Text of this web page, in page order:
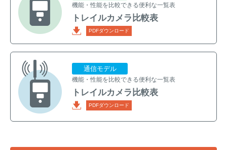
機能・性能を比較できる便利な一覧表
トレイルカメラ比較表
PDFダウンロード
通信モデル
機能・性能を比較できる便利な一覧表
トレイルカメラ比較表
PDFダウンロード